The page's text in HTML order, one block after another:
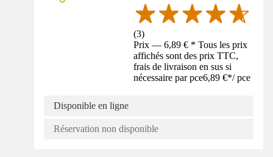
(3)
Prix — 6,89 € * Tous les prix
affichés sont des prix TTC,
frais de livraison en sus si
nécessaire par pce6,89 €*/ pce
Disponible en ligne
Réservation non disponible